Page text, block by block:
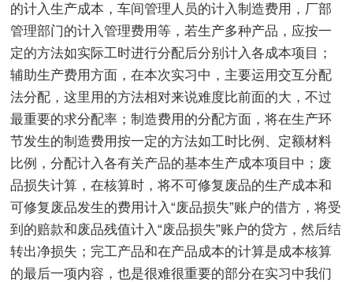
的计入生产成本，车间管理人员的计入制造费用，厂部
管理部门的计入管理费用等，若生产多种产品，应按一
定的方法如实际工时进行分配后分别计入各成本项目；
辅助生产费用方面，在本次实习中，主要运用交互分配
法分配，这里用的方法相对来说难度比前面的大，不过
最重要的求分配率；制造费用的分配方面，将在生产环
节发生的制造费用按一定的方法如工时比例、定额材料
比例，分配计入各有关产品的基本生产成本项目中；废
品损失计算，在核算时，将不可修复废品的生产成本和
可修复废品发生的费用计入“废品损失”账户的借方，将受
到的赔款和废品残值计入“废品损失”账户的贷方，然后结
转出净损失；完工产品和在产品成本的计算是成本核算
的最后一项内容，也是很难很重要的部分在实习中我们